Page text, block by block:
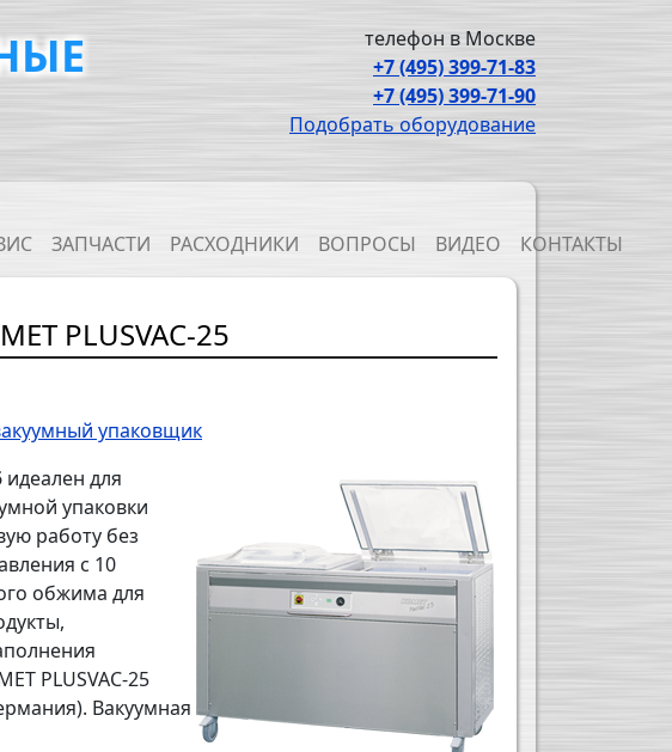
телефон в Москве
+7 (495) 399-71-83
+7 (495) 399-71-90
Подобрать оборудование
ЗАПЧАСТИ РАСХОДНИКИ ВОПРОСЫ ВИДЕО КОНТАКТЫ
PLUSVAC-25
упаковщик
идеален для
упаковки
работу без
с 10
обжима для
PLUSVAC-25
Вакуумная